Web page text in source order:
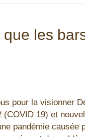
les
pour la visionner
(COVID 19) et
pandémie causée